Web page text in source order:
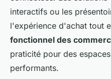
interactifs ou les
l'expérience d'achat tout
fonctionnel des
praticité pour des
performants.